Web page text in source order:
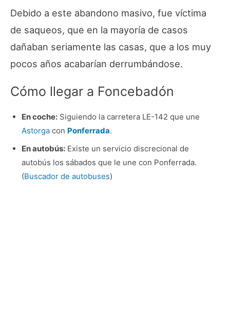
Debido a este abandono masivo, fue víctima
de saqueos, que en la mayoría de casos
dañaban seriamente las casas, que a los muy
pocos años acabarían derrumbándose.
Cómo llegar a Foncebadón
En coche:Siguiendo la carretera LE-142 que une
Astorgacon Ponferrada.
En autobús:Existe un servicio discrecional de
autobús los sábados que le une con Ponferrada.
(Buscador de autobuses)